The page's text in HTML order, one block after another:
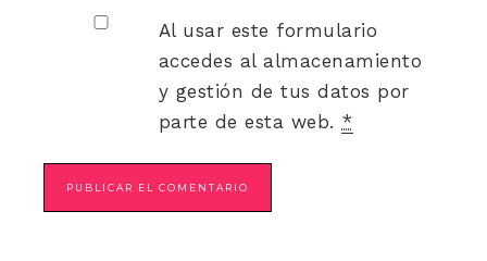
Al usar este formulario
accedes al almacenamiento
y gestión de tus datos por
parte de esta web. *